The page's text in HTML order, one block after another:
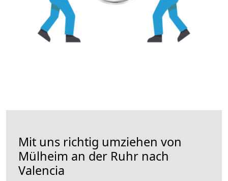
Mit uns richtig umziehen von
Mülheim an der Ruhr nach
Valencia